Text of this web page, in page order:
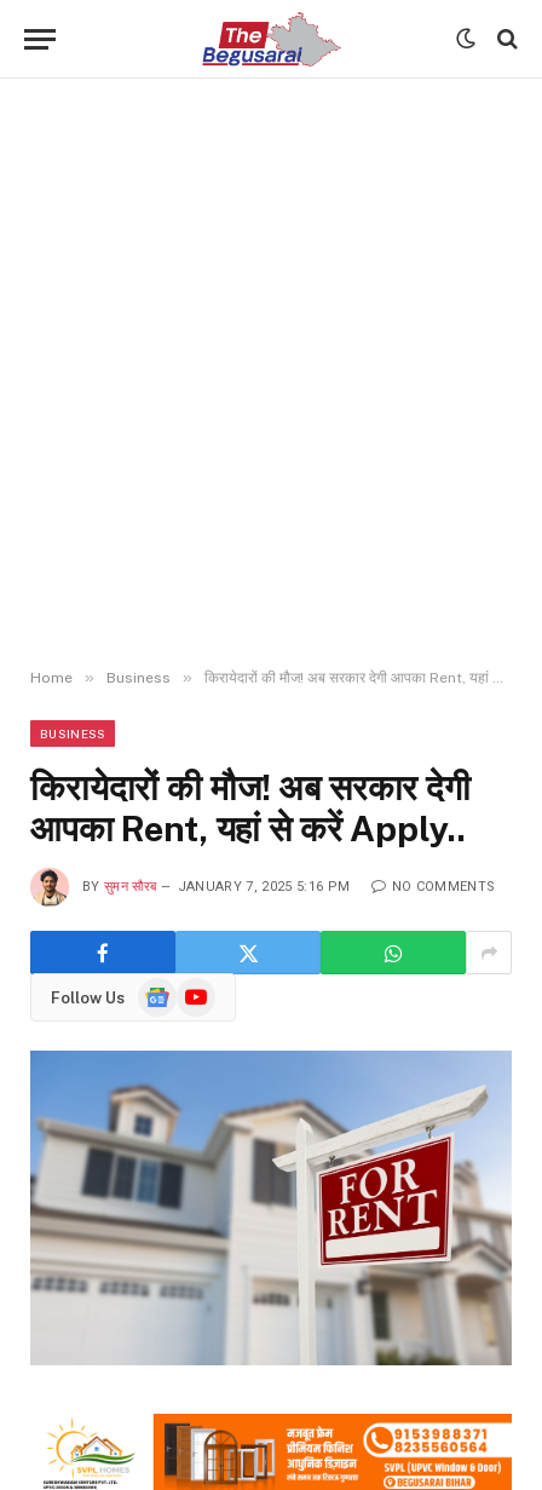
Home » Business » किरायेदारों की मौज! अब सरकार देगी आपका Rent, यहां से करें Apply..
BUSINESS
किरायेदारों की मौज! अब सरकार देगी
आपका Rent, यहां से करें Apply..
BY सुमन सौरब JANUARY 7, 2025 5:16 PM NO COMMENTS
Follow Us
GoogleYouTube